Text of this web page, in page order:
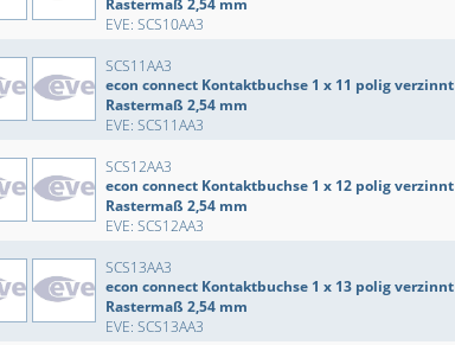
Rastermaß 2,54 mm
EVE: SCS10AA3
SCS11AA3
econ connect Kontaktbuchse 1 x 11 polig verzinnt
Rastermaß 2,54 mm
EVE: SCS11AA3
SCS12AA3
econ connect Kontaktbuchse 1 x 12 polig verzinnt
Rastermaß 2,54 mm
EVE: SCS12AA3
SCS13AA3
econ connect Kontaktbuchse 1 x 13 polig verzinnt
Rastermaß 2,54 mm
EVE: SCS13AA3